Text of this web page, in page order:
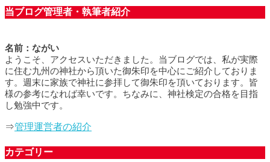
当ブログ管理者・執筆者紹介
名前：ながい
ようこそ、アクセスいただきました。当ブログでは、私が実際
に住む九州の神社から頂いた御朱印を中心にご紹介しておりま
す。週末に家族で神社に参拝して御朱印を頂いております。皆
様の参考になれば幸いです。ちなみに、神社検定の合格を目指
し勉強中です。
⇒管理運営者の紹介
カテゴリー